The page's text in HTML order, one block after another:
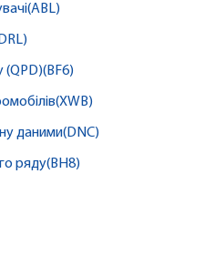
даними(DNC)
ряду(BH8)